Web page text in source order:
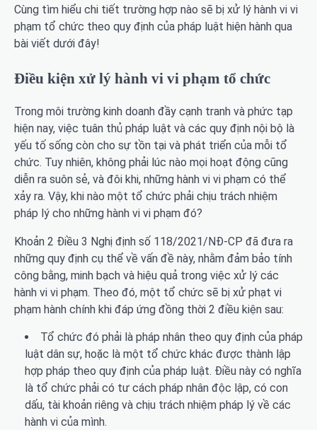
Cùng tìm hiểu chi tiết trường hợp nào sẽ bị xử lý hành vi vi
phạm tổ chức theo quy định của pháp luật hiện hành qua
bài viết dưới đây!
Điều kiện xử lý hành vi vi phạm tổ chức
Trong môi trường kinh doanh đầy cạnh tranh và phức tạp
hiện nay, việc tuân thủ pháp luật và các quy định nội bộ là
yếu tố sống còn cho sự tồn tại và phát triển của mỗi tổ
chức. Tuy nhiên, không phải lúc nào mọi hoạt động cũng
diễn ra suôn sẻ, và đôi khi, những hành vi vi phạm có thể
xảy ra. Vậy, khi nào một tổ chức phải chịu trách nhiệm
pháp lý cho những hành vi vi phạm đó?
Khoản 2 Điều 3 Nghị định số 118/2021/NĐ-CP đã đưa ra
những quy định cụ thể về vấn đề này, nhằm đảm bảo tính
công bằng, minh bạch và hiệu quả trong việc xử lý các
hành vi vi phạm. Theo đó, một tổ chức sẽ bị xử phạt vi
phạm hành chính khi đáp ứng đồng thời 2 điều kiện sau:
Tổ chức đó phải là pháp nhân theo quy định của pháp
luật dân sự, hoặc là một tổ chức khác được thành lập
hợp pháp theo quy định của pháp luật. Điều này có nghĩa
là tổ chức phải có tư cách pháp nhân độc lập, có con
dấu, tài khoản riêng và chịu trách nhiệm pháp lý về các
hành vi của mình.